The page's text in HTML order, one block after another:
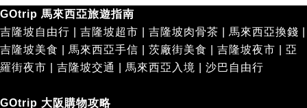
GOtrip 馬來西亞旅遊指南
吉隆坡自由行
吉隆坡超市 吉隆坡肉骨茶 馬來西亞換錢
吉隆坡美食
馬來西亞手信 茨廠街美食 吉隆坡夜市
亞
羅街夜市
吉隆坡交通 馬來西亞入境 沙巴自由行
GOtrip 大阪購物攻略